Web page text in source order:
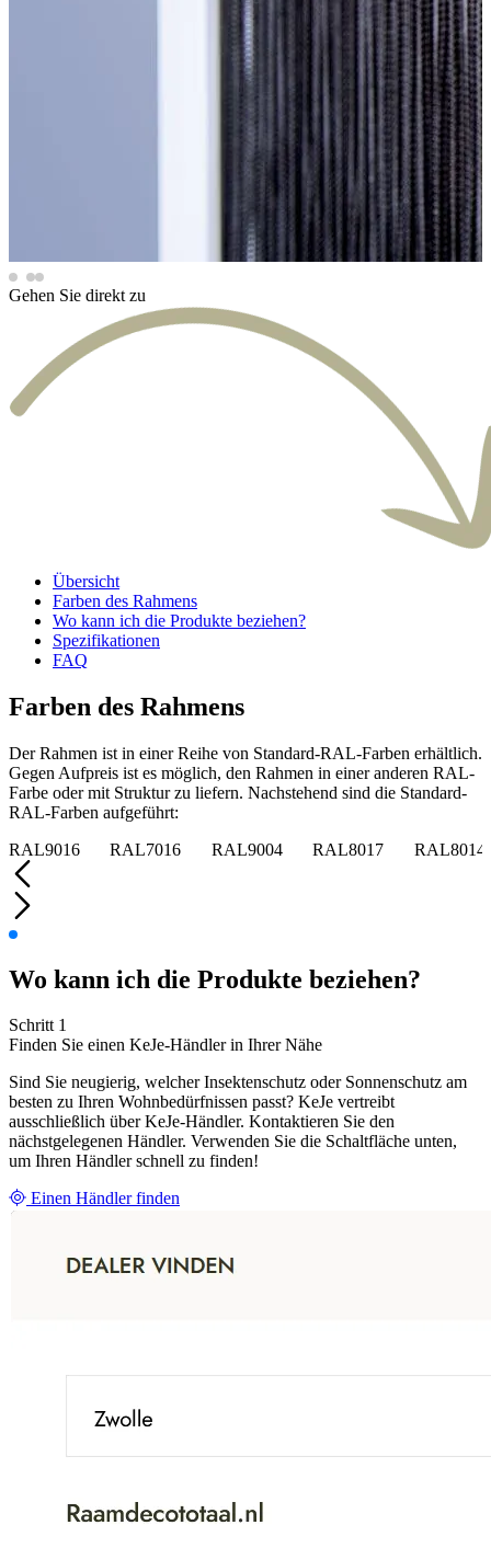
Gehen Sie direkt zu
Übersicht
Farben des Rahmens
Wo kann ich die Produkte beziehen?
Spezifikationen
FAQ
Farben des Rahmens
Der Rahmen ist in einer Reihe von Standard-RAL-Farben erhältlich.
Gegen Aufpreis ist es möglich, den Rahmen in einer anderen RAL-
Farbe oder mit Struktur zu liefern. Nachstehend sind die Standard-
RAL-Farben aufgeführt:
RAL9016
RAL7016 RAL9004 RAL8017 RAL8014
Wo kann ich die Produkte beziehen?
Schritt 1
Finden Sie einen KeJe-Händler in Ihrer Nähe
Sind Sie neugierig, welcher Insektenschutz oder Sonnenschutz am
besten zu Ihren Wohnbedürfnissen passt? KeJe vertreibt
ausschließlich über KeJe-Händler. Kontaktieren Sie den
nächstgelegenen Händler. Verwenden Sie die Schaltfläche unten,
um Ihren Händler schnell zu finden!
Einen Händler finden